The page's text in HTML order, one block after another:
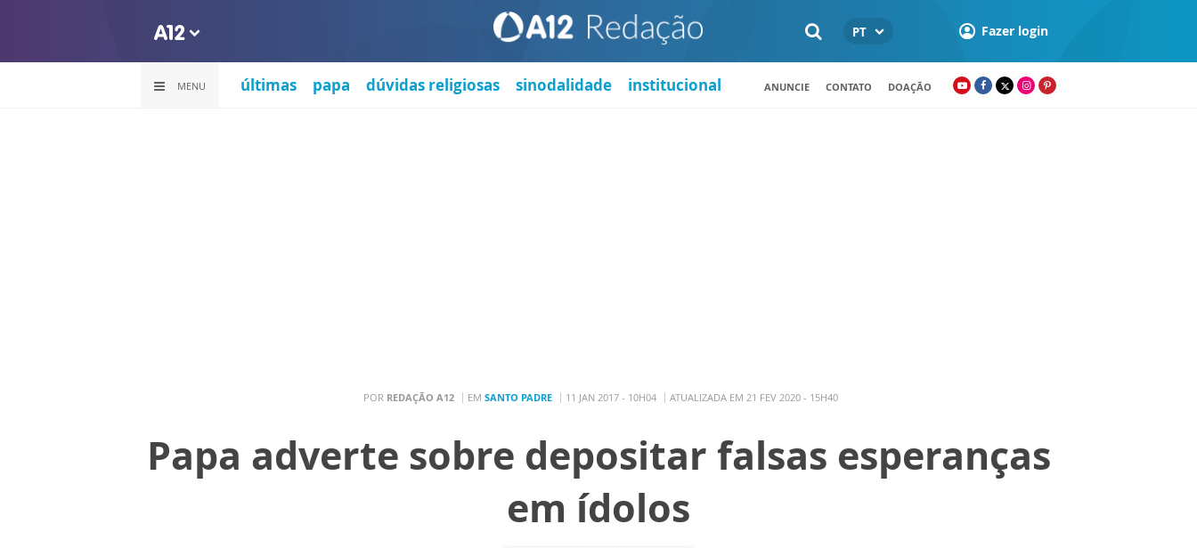
PT Fazer login
MENU últimas papa dúvidas religiosas sinodalidade institucional ANUNCIE CONTATO DOAÇÃO
POR REDAÇÃO A12 EM SANTO PADRE 11 JAN 2017 - 10H04 ATUALIZADA EM 21 FEV 2020 - 15H40
Papa adverte sobre depositar falsas esperanças
em ídolos